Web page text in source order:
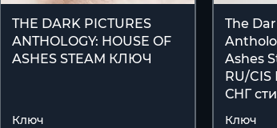
THE DARK PICTURES
ANTHOLOGY: HOUSE OF
ASHES STEAM КЛЮЧ
Ключ
The
Ashes
RU/
СНГ
Ключ